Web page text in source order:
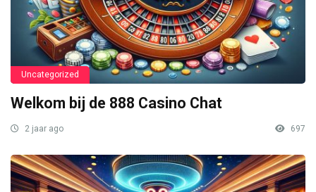
Uncategorized
Welkom bij de 888 Casino Chat
2 jaar ago 697